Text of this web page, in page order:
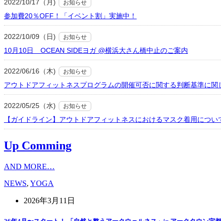
2022/10/17（月) お知らせ
参加費20％OFF！「イベント割」実施中！
2022/10/09（日) お知らせ
10月10日 OCEAN SIDEヨガ @横浜大さん橋中止のご案内
2022/06/16（木) お知らせ
アウトドアフィットネスプログラムの開催可否に関する判断基準に関
2022/05/25（水) お知らせ
【ガイドライン】アウトドアフィットネスにおけるマスク着用につい
Up Comming
AND MORE…
NEWS, YOGA
2026年3月11日